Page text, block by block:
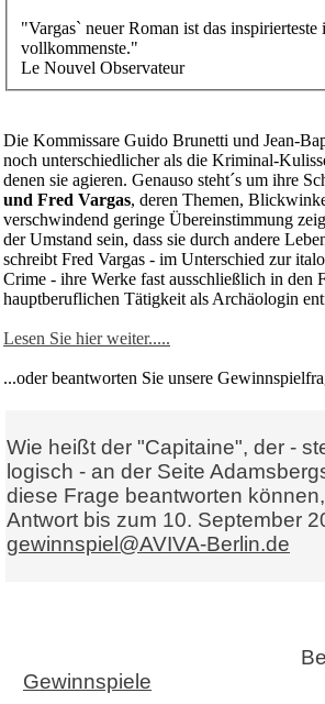
"Vargas` neuer Roman ist das inspirierteste
vollkommenste."
Le Nouvel Observateur
Die Kommissare Guido Brunetti und Jean-
noch unterschiedlicher als die Kriminal-
denen sie agieren. Genauso steht´s um ihre
und Fred Vargas, deren Themen,
verschwindend geringe Übereinstimmung
der Umstand sein, dass sie durch andere
schreibt Fred Vargas - im Unterschied zur
Crime - ihre Werke fast ausschließlich in den
hauptberuflichen Tätigkeit als Archäologin
Lesen Sie hier weiter.....
...oder beantworten Sie unsere
Wie heißt der "Capitaine", der -
logisch - an der Seite
diese Frage beantworten
Antwort bis zum 10. September
gewinnspiel@AVIVA-Berlin.de
Gewinnspiele